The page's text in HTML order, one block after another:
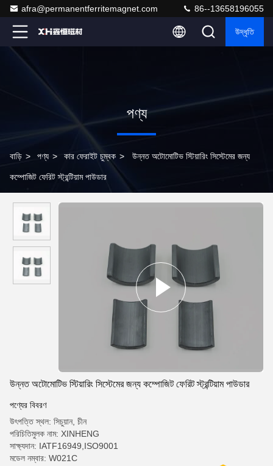
afra@permanentferritemagnet.com 86--13658196055
উদ্ধৃতি
পণ্য
বাড়ি > পণ্য > কার ফেরাইট চুম্বক > উন্নত অটোমোটিভ স্টিয়ারিং সিস্টেমের জন্য
কম্পোজিট ফেরিট স্ট্রন্টিয়াম পাউডার
উন্নত অটোমোটিভ স্টিয়ারিং সিস্টেমের জন্য কম্পোজিট ফেরিট স্ট্রন্টিয়াম পাউডার
পণ্যের বিবরণ
উৎপত্তি স্থল: সিচুয়ান, চীন
পরিচিতিমুলক নাম: XINHENG
সাক্ষ্যদান: IATF16949,ISO9001
মডেল নম্বার: W021C